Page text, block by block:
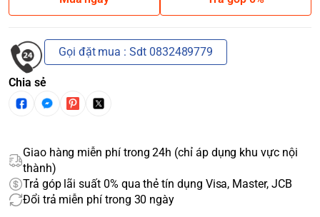
Gọi đặt mua : Sdt 0832489779
Chia sẻ
Giao hàng miễn phí trong 24h (chỉ áp dụng khu vực nội
thành)
Trả góp lãi suất 0% qua thẻ tín dụng Visa, Master, JCB
Đổi trả miễn phí trong 30 ngày